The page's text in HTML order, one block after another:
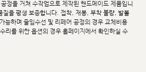
정을 거쳐 수작업으로 제작된 핸드메이드 제품입니
질을 평생 보증합니다. 접착, 재봉, 부착 불량, 발볼
능하며 줄임수선 및 리페어 공정의 경우 교체비용
리를 위한 옵션의 경우 홈페이지에서 확인하실 수